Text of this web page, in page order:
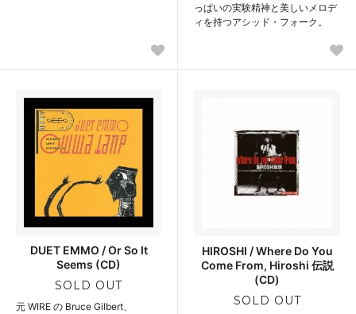
っぱいの実験精神と美しいメロデ
ィを持つアシッド・フォーク。
DUET EMMO / Or So It
Seems (CD)
SOLD OUT
元 WIRE の Bruce Gilbert、
HIROSHI / Where Do You
Come From, Hiroshi 伝説
(CD)
SOLD OUT